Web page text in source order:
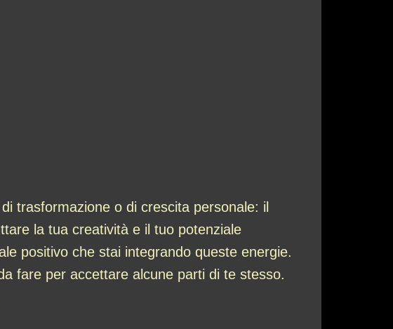
trasformazione o di crescita personale: il
la tua creatività e il tuo potenziale
positivo che stai integrando queste energie.
fare per accettare alcune parti di te stesso.